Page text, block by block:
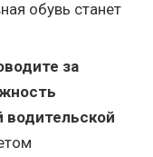
обувь станет
за
водительской